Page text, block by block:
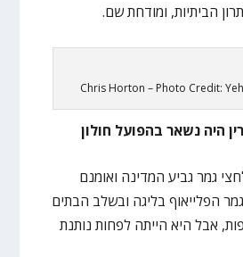
הביתיות, ומודחת שם.
Chris Horton – Photo Credit:
היה נשאר בהפועל חולון
גמר גביע המדינה ואומנם
הפלייאוף בליגה ובשלב הבתים
אבל היא הייתה לפחות נותנת